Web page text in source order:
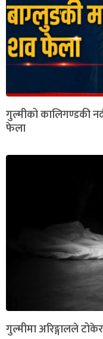
गुल्मीको कालिगण्डकी
फेला
गुल्मीमा अरिङ्गालले